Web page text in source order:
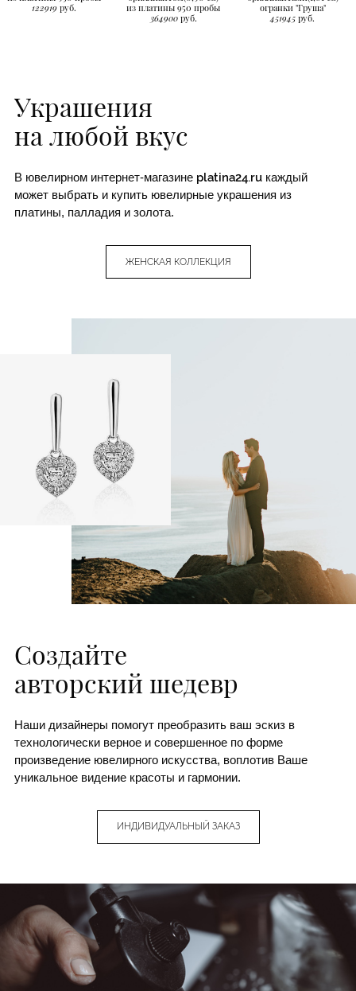
122919 руб.
из платины 950 пробы
364900руб.
огранки "Груша"
451945 руб.
Украшения
на любой вкус
В ювелирном интернет-магазине platina24.ru каждый
может выбрать и купить ювелирные украшения из
платины, палладия и золота.
ЖЕНСКАЯ КОЛЛЕКЦИЯ
Создайте
авторский шедевр
Наши дизайнеры помогут преобразить ваш эскиз в
технологически верное и совершенное по форме
произведение ювелирного искусства, воплотив Ваше
уникальное видение красоты и гармонии.
ИНДИВИДУАЛЬНЫЙ ЗАКАЗ